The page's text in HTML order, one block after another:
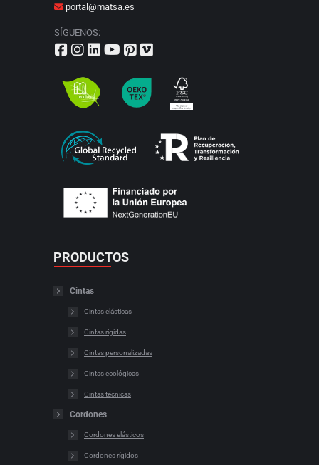
portal@matsa.es
SÍGUENOS:
PRODUCTOS
Cintas
Cintas elásticas
Cintas rígidas
Cintas personalizadas
Cintas ecológicas
Cintas técnicas
Cordones
Cordones elásticos
Cordones rígidos